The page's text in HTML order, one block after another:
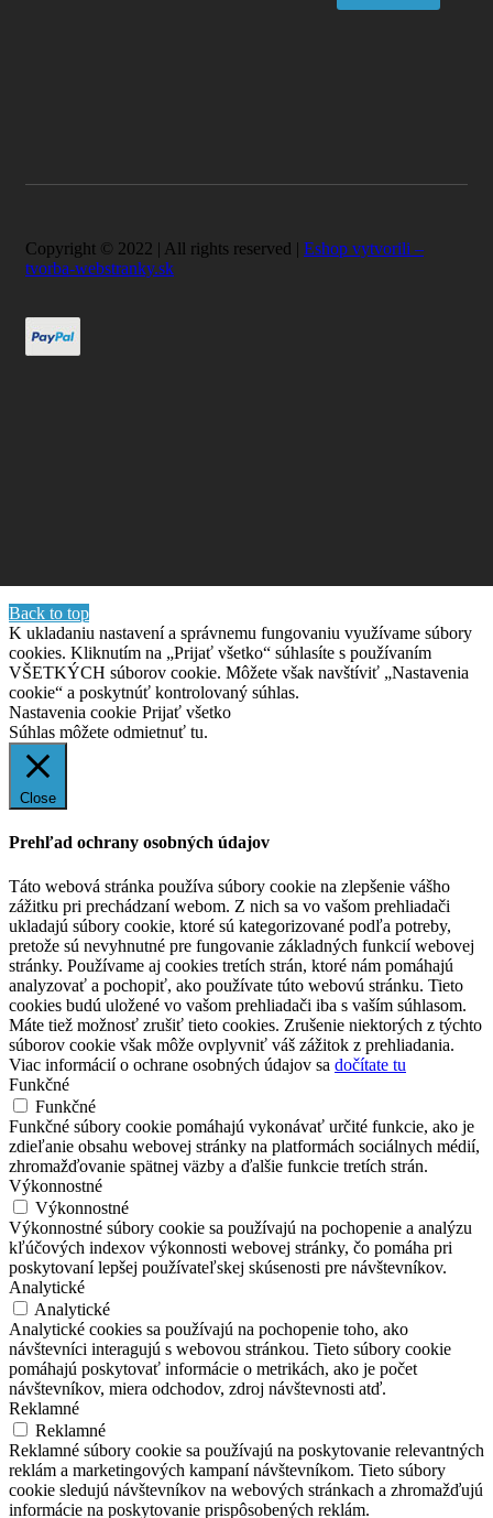
Copyright © 2022 | All rights reserved | Eshop vytvorili –
tvorba-webstranky.sk
Back to top
K ukladaniu nastavení a správnemu fungovaniu využívame súbory
cookies. Kliknutím na „Prijať všetko“ súhlasíte s používaním
VŠETKÝCH súborov cookie. Môžete však navštíviť „Nastavenia
cookie“ a poskytnúť kontrolovaný súhlas.
Nastavenia cookie Prijať všetko
Súhlas môžete odmietnuť tu.
Close
Prehľad ochrany osobných údajov
Táto webová stránka používa súbory cookie na zlepšenie vášho
zážitku pri prechádzaní webom. Z nich sa vo vašom prehliadači
ukladajú súbory cookie, ktoré sú kategorizované podľa potreby,
pretože sú nevyhnutné pre fungovanie základných funkcií webovej
stránky. Používame aj cookies tretích strán, ktoré nám pomáhajú
analyzovať a pochopiť, ako používate túto webovú stránku. Tieto
cookies budú uložené vo vašom prehliadači iba s vaším súhlasom.
Máte tiež možnosť zrušiť tieto cookies. Zrušenie niektorých z týchto
súborov cookie však môže ovplyvniť váš zážitok z prehliadania.
Viac informácií o ochrane osobných údajov sa dočítate tu
Funkčné
Funkčné
Funkčné súbory cookie pomáhajú vykonávať určité funkcie, ako je
zdieľanie obsahu webovej stránky na platformách sociálnych médií,
zhromažďovanie spätnej väzby a ďalšie funkcie tretích strán.
Výkonnostné
Výkonnostné
Výkonnostné súbory cookie sa používajú na pochopenie a analýzu
kľúčových indexov výkonnosti webovej stránky, čo pomáha pri
poskytovaní lepšej používateľskej skúsenosti pre návštevníkov.
Analytické
Analytické
Analytické cookies sa používajú na pochopenie toho, ako
návštevníci interagujú s webovou stránkou. Tieto súbory cookie
pomáhajú poskytovať informácie o metrikách, ako je počet
návštevníkov, miera odchodov, zdroj návštevnosti atď.
Reklamné
Reklamné
Reklamné súbory cookie sa používajú na poskytovanie relevantných
reklám a marketingových kampaní návštevníkom. Tieto súbory
cookie sledujú návštevníkov na webových stránkach a zhromažďujú
informácie na poskytovanie prispôsobených reklám.